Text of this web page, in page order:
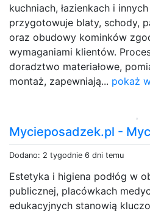
kuchniach, łazienkach i
przygotowuje blaty, schody,
oraz obudowy kominków
wymaganiami klientów.
doradztwo materiałowe,
montaż, zapewniają... pokaż
Mycieposadzek.pl -
Dodano: 2 tygodnie 6 dni temu
Estetyka i higiena podłóg w
publicznej, placówkach
edukacyjnych stanowią